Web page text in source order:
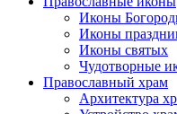
Иконы
Иконы
Иконы святых
Чудотворные
Православный храм
Архитектура